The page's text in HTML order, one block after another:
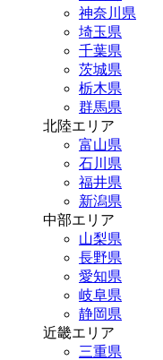
神奈川県
埼玉県
千葉県
茨城県
栃木県
群馬県
北陸エリア
富山県
石川県
福井県
新潟県
中部エリア
山梨県
長野県
愛知県
岐阜県
静岡県
近畿エリア
三重県